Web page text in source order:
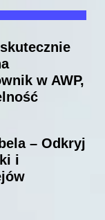
w AWP,
– Odkryj
i